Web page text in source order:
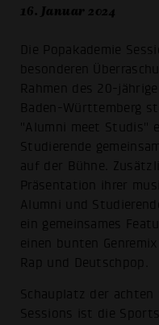
16. Januar 2024
Die Popakademie
besonderen
Rahmen des 20-
Baden-Württemberg
"Alumni meet Studis"
Studierende
auf der Bühne.
Präsentation ihrer
Alumni und
ein gemeinsames
einen bunten
Rap und Deutschpop.
Schauplatz der
Sessions ist die